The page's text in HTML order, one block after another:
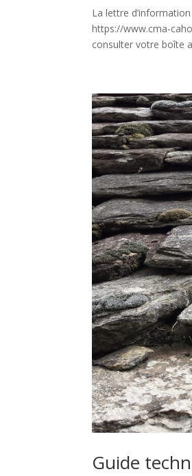
La lettre
https://www.cma-
consulter votre boîte
Guide